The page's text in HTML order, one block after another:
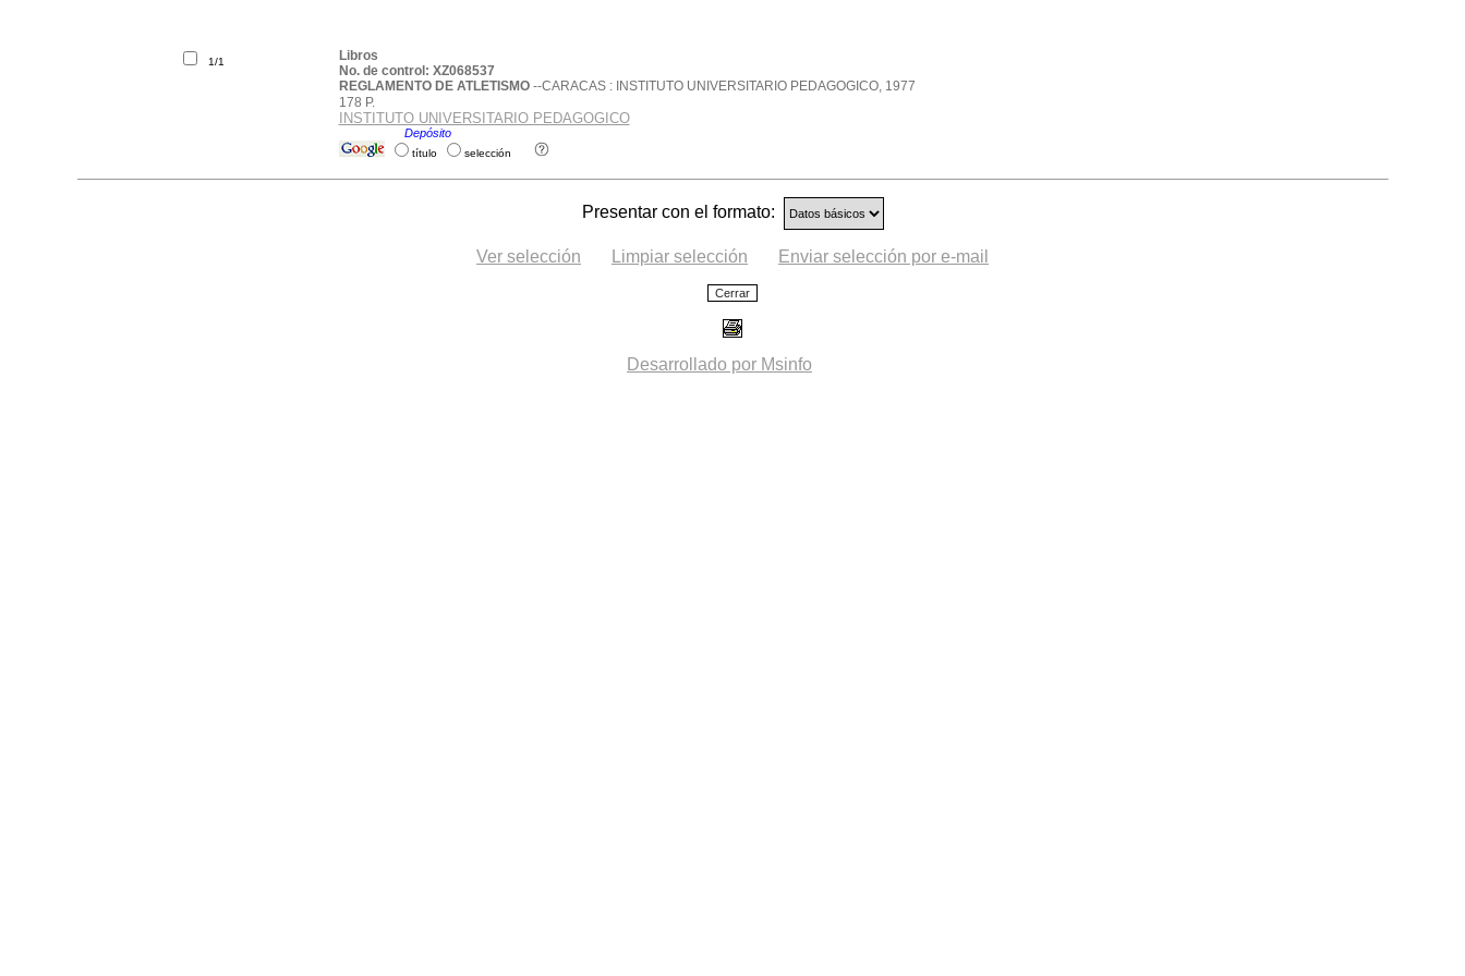
1/1
Libros
No. de control: XZ068537
REGLAMENTO DE ATLETISMO--CARACAS : INSTITUTO UNIVERSITARIO PEDAGOGICO, 1977
178 P.
INSTITUTO UNIVERSITARIO PEDAGOGICO
Depósito.
título selección
Presentar con el formato:
Ver selección Limpiar selección Enviar selección por e-mail
Desarrollado por Msinfo